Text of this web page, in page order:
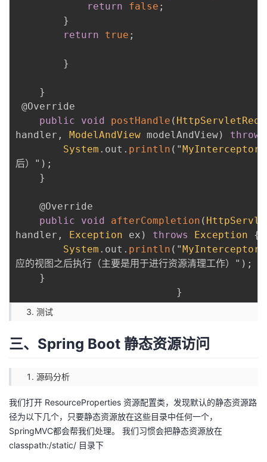
return
false ;
}
return
true ;
}
}
@Override
public
void postHandle (
handler , ModelAndView modelAndView)
throws
System . out . println ( " MyInterceptor
后）" ) ;
}
@Override
public
void afterCompletion (
handler , Exception ex ) throws Exception
{
System . out . println ( " MyInterceptor
应的视图之后执行（主要是用于进行资源清理工作）" ) ;
}
}
测试
三、Spring Boot 静态资源访问
源码分析
我们打开 ResourceProperties 资源配置类，发现默认的静态资源路
径为以下几个，只要静态资源放在这些目录中任何一个，
SpringMVC都会帮我们处理。 我们习惯会把静态资源放在
classpath:/static/ 目录下